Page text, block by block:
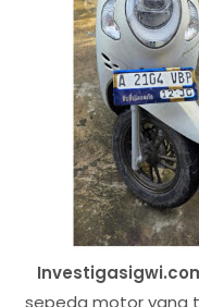
sepeda motor yang